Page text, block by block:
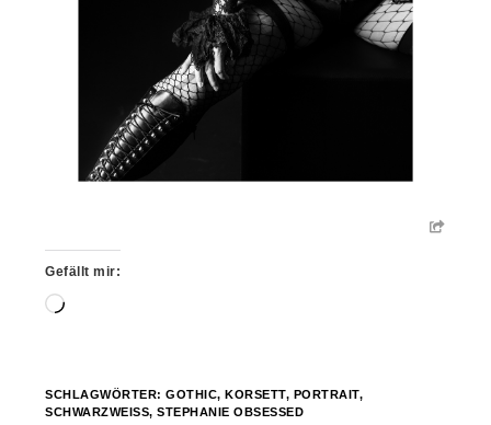
Gefällt mir:
Wird
SCHLAGWÖRTER:GOTHIC,KORSETT, PORTRAIT,
SCHWARZWEISS,STEPHANIE OBSESSED